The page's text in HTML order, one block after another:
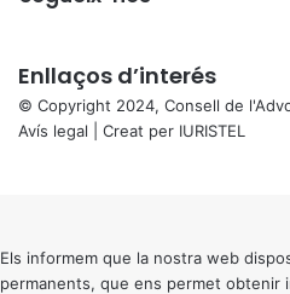
Enllaços d’interés
© Copyright 2024, Consell de
Avís legal | Creat per IURISTEL
button
Els informem que la nostra web
permanents, que ens permet obtenir